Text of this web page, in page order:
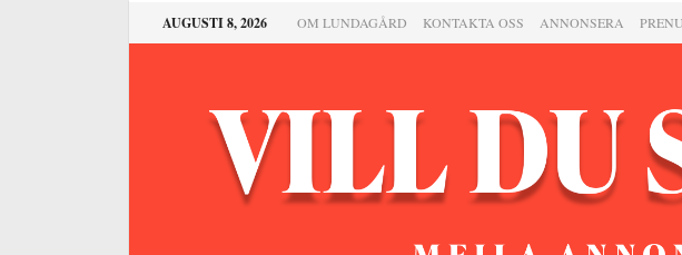
AUGUSTI 8, 2026 OM LUNDAGÅRD KONTAKTA OSS ANNONSERA